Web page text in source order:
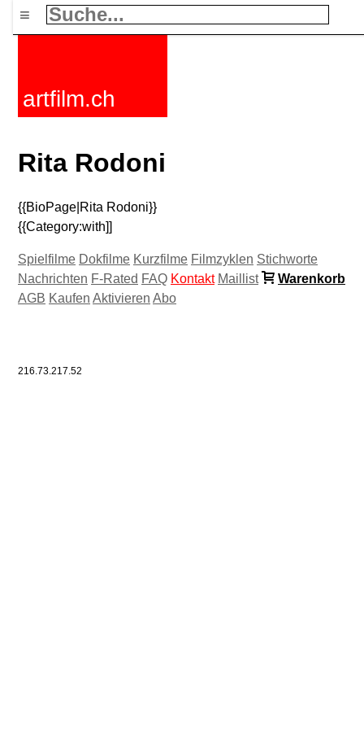
≡
artfilm.ch
Rita Rodoni
{{BioPage|Rita Rodoni}}
{{Category:with]]
Spielfilme Dokfilme Kurzfilme Filmzyklen Stichworte
Nachrichten F-Rated FAQ Kontakt Maillist
Warenkorb
AGB Kaufen Aktivieren Abo
216.73.217.52